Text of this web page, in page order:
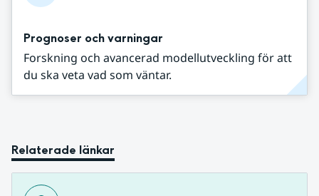
Prognoser och varningar
Forskning och avancerad modellutveckling för att
du ska veta vad som väntar.
Relaterade länkar